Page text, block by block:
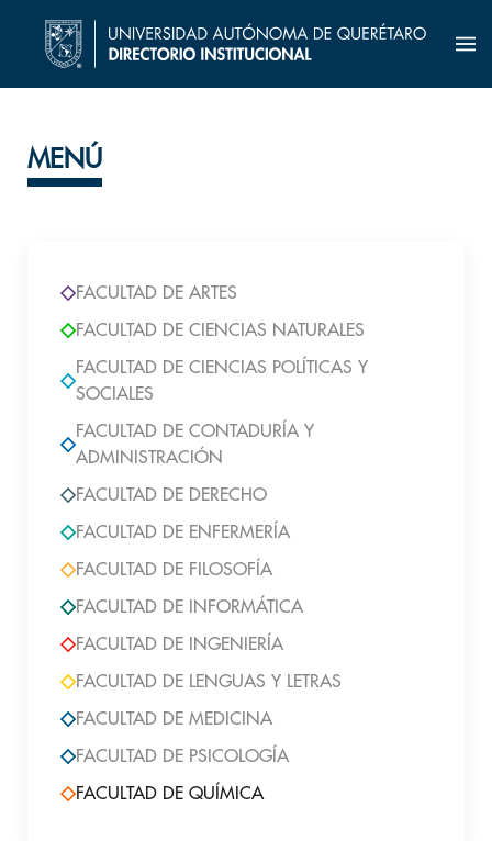
MENÚ
FACULTAD DE ARTES
FACULTAD DE CIENCIAS NATURALES
FACULTAD DE CIENCIAS POLÍTICAS Y
SOCIALES
FACULTAD DE CONTADURÍA Y
ADMINISTRACIÓN
FACULTAD DE DERECHO
FACULTAD DE ENFERMERÍA
FACULTAD DE FILOSOFÍA
FACULTAD DE INFORMÁTICA
FACULTAD DE INGENIERÍA
FACULTAD DE LENGUAS Y LETRAS
FACULTAD DE MEDICINA
FACULTAD DE PSICOLOGÍA
FACULTAD DE QUÍMICA